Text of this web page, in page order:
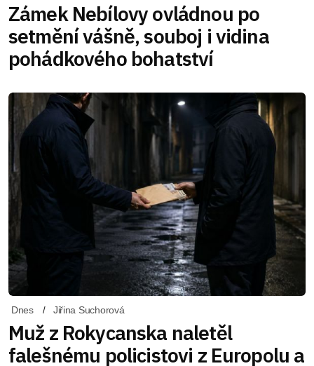
Zámek Nebílovy ovládnou po
setmění vášně, souboj i vidina
pohádkového bohatství
Dnes Jiřina Suchorová
Muž z Rokycanska naletěl
falešnému policistovi z Europolu a